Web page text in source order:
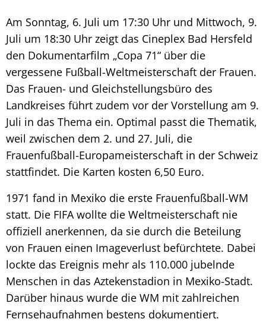
Am Sonntag, 6. Juli um 17:30 Uhr und Mittwoch, 9.
Juli um 18:30 Uhr zeigt das Cineplex Bad Hersfeld
den Dokumentarfilm „Copa 71“ über die
vergessene Fußball-Weltmeisterschaft der Frauen.
Das Frauen- und Gleichstellungsbüro des
Landkreises führt zudem vor der Vorstellung am 9.
Juli in das Thema ein. Optimal passt die Thematik,
weil zwischen dem 2. und 27. Juli, die
Frauenfußball-Europameisterschaft in der Schweiz
stattfindet. Die Karten kosten 6,50 Euro.
1971 fand in Mexiko die erste Frauenfußball-WM
statt. Die FIFA wollte die Weltmeisterschaft nie
offiziell anerkennen, da sie durch die Beteilung
von Frauen einen Imageverlust befürchtete. Dabei
lockte das Ereignis mehr als 110.000 jubelnde
Menschen in das Aztekenstadion in Mexiko-Stadt.
Darüber hinaus wurde die WM mit zahlreichen
Fernsehaufnahmen bestens dokumentiert.